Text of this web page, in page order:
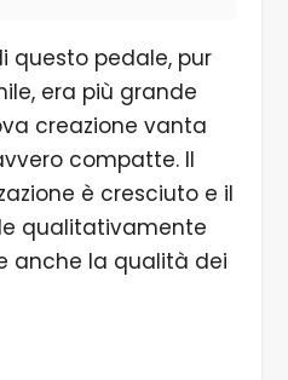
questo pedale, pur
era più grande
creazione vanta
compatte. Il
è cresciuto e il
qualitativamente
anche la qualità dei